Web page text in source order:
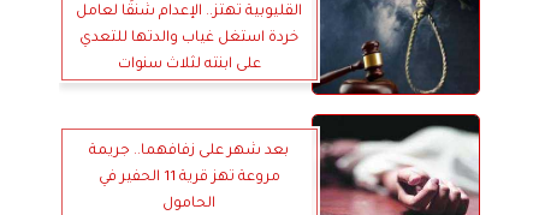
القليوبية تهتز.. الإعدام شنقًا لعامل
خردة استغل غياب والدتها للتعدي
على ابنته لثلاث سنوات
بعد شهر على زفافهما.. جريمة
مروعة تهز قرية 11 الحفير في
الحامول